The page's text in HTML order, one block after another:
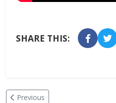
SHARE THIS:
Previous